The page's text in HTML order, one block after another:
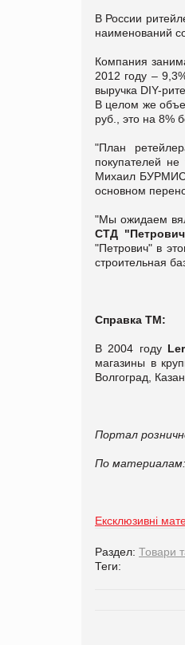
В России
наименований
Компания
2012 году –
выручка DIY-
В целом же
руб., это на 8%
"План
покупателей
Михаил
основном
"Мы ожидаем
СТД
"Петрович" в
строительная
Справка ТМ:
В 2004 году
магазины в
Волгоград,
Портал
По материалам:
Ексклюзивні
Раздел: Товари
Теги: